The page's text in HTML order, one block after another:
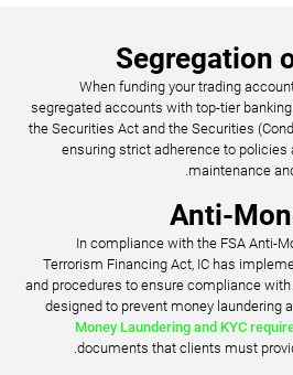
Segregation
When funding your trading
segregated accounts with top-tier
the Securities Act and the Securities
ensuring strict adherence to policies
maintenance
Anti-
In compliance with the FSA Anti-
Terrorism Financing Act, IC has
and procedures to ensure compliance
designed to prevent money laundering
Money Laundering and KYC
documents that clients must